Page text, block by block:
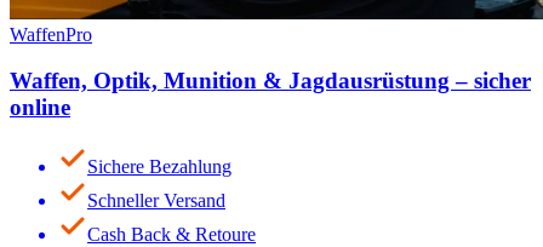
WaffenPro
Waffen, Optik, Munition & Jagdausrüstung – sicher
online
Sichere Bezahlung
Schneller Versand
Cash Back & Retoure